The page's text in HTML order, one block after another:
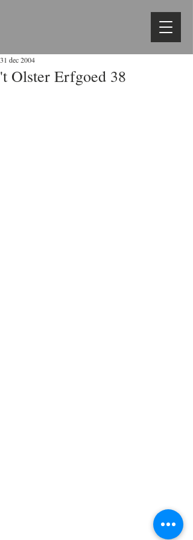
't Olster Erfgoed 38
31 dec 2004